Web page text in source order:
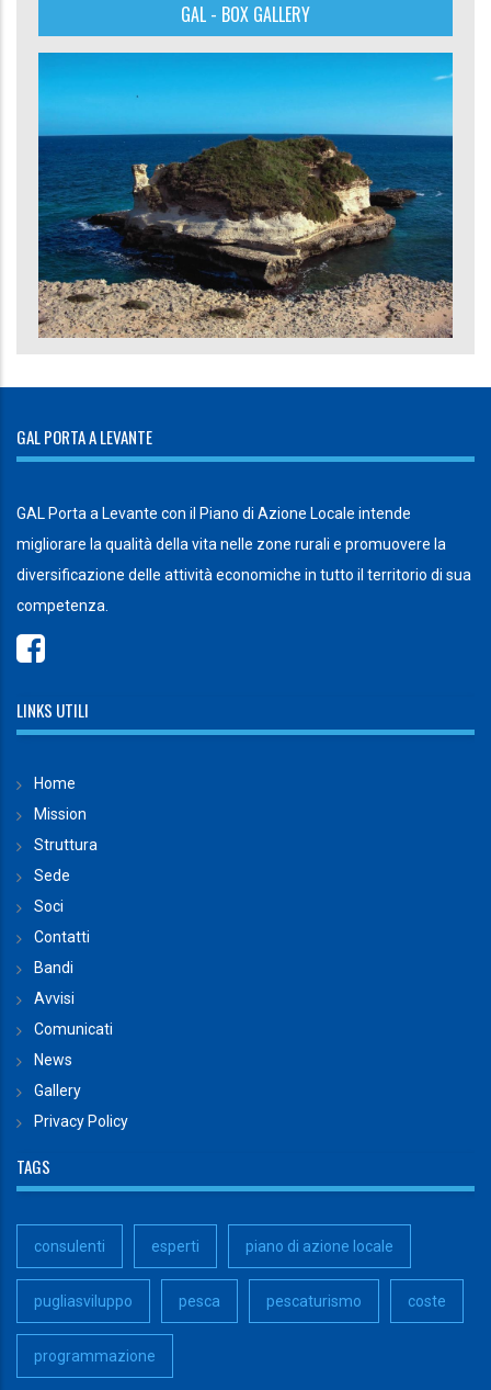
GAL - BOX GALLERY
GAL PORTA A LEVANTE
GAL Porta a Levante con il Piano di Azione Locale intende
migliorare la qualità della vita nelle zone rurali e promuovere la
diversificazione delle attività economiche in tutto il territorio di sua
competenza.
LINKS UTILI
Home
Mission
Struttura
Sede
Soci
Contatti
Bandi
Avvisi
Comunicati
News
Gallery
Privacy Policy
TAGS
consulenti esperti piano di azione locale
pugliasviluppo pesca pescaturismo coste
programmazione